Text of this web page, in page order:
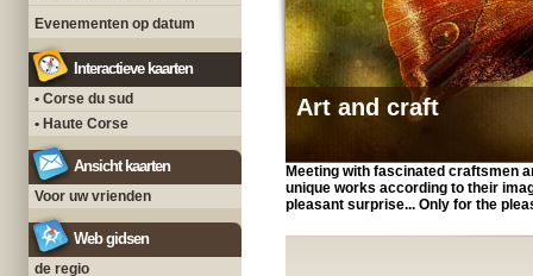
Evenementen op datum
Interactieve kaarten
• Corse du sud
• Haute Corse
Ansicht kaarten
Voor uw vrienden
Web gidsen
de regio
Art and craft
Meeting with fascinated craftsmen
unique works according to their
pleasant surprise... Only for the